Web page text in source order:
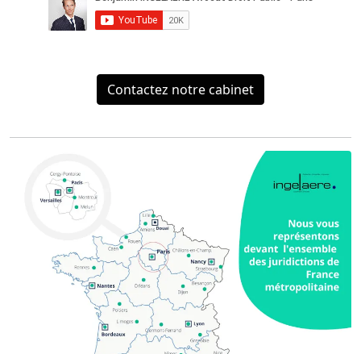
Contactez notre cabinet